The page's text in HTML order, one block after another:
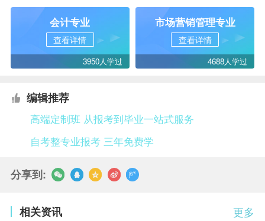
会计专业
查看详情
3950人学过
市场营销管理专业
查看详情
4688人学过
编辑推荐
高端定制班 从报考到毕业一站式服务
自考整专业报考 三年免费学
分享到:
更多
相关资讯